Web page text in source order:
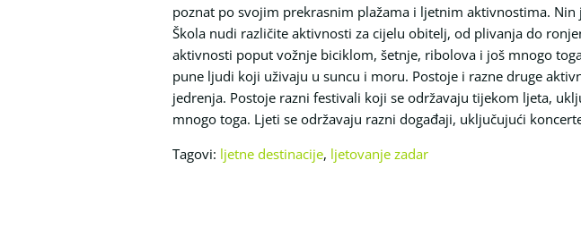
poznat po svojim prekrasnim plažama i ljetnim aktivnostima.
Škola nudi različite aktivnosti za cijelu obitelj, od plivanja do
aktivnosti poput vožnje biciklom, šetnje, ribolova i još mnogo
pune ljudi koji uživaju u suncu i moru. Postoje i razne druge
jedrenja. Postoje razni festivali koji se održavaju tijekom ljeta,
mnogo toga. Ljeti se održavaju razni događaji, uključujući
Tagovi: ljetne destinacije, ljetovanje zadar